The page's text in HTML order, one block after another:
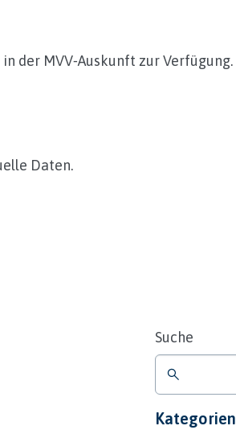
in der MVV‑Auskunft zur Verfügung.
Daten.
Suche
Kategorien